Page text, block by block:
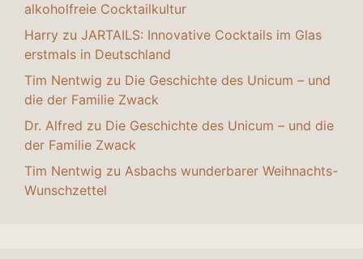
alkoholfreie Cocktailkultur
Harry zu JARTAILS: Innovative Cocktails im Glas
erstmals in Deutschland
Tim Nentwig zu Die Geschichte des Unicum – und
die der Familie Zwack
Dr. Alfred zu Die Geschichte des Unicum – und die
der Familie Zwack
Tim Nentwig zu Asbachs wunderbarer Weihnachts-
Wunschzettel